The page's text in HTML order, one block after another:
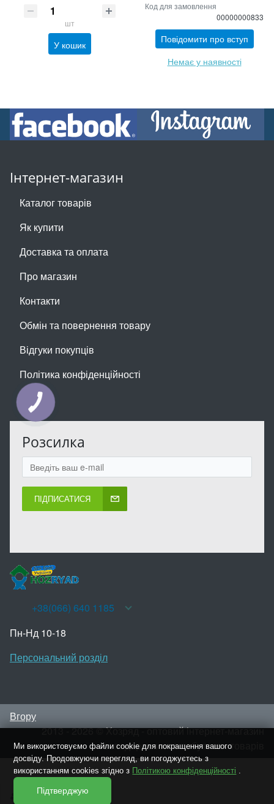
шт
У кошик
Код для замовлення
00000000833
Повідомити про вступ
Немає у наявності
Інтернет-магазин
Каталог товарів
Як купити
Доставка та оплата
Про магазин
Контакти
Обмін та повернення товару
Відгуки покупців
Політика конфіденційності
Розсилка
ПІДПИСАТИСЯ
+38(066) 640 1185
Пн-Нд 10-18
Персональний розділ
Вгору
2013 - 2026 © Хозряд - оптовий інтернет-магазин
господарських та побутових товарів
Увійти Реєстрація
Ми використовуємо файли cookie для покращення вашого
досвіду. Продовжуючи перегляд, ви погоджуєтесь з
використанням cookies згідно з Політикою конфіденційності .
Підтверджую
КНОПКА
ЗВ'ЯЗКУ